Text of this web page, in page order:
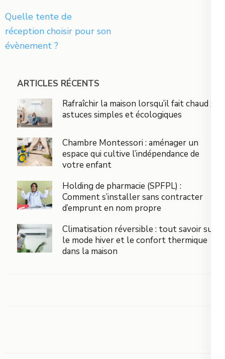
Navigation
de
l’article
Quelle tente de
réception choisir pour son
évènement ?
ARTICLES RÉCENTS
Rafraîchir la maison lorsqu’il fait chaud :
astuces simples et écologiques
Chambre Montessori : aménager un
espace qui cultive l’indépendance de
votre enfant
Holding de pharmacie (SPFPL) :
Comment s’installer sans contracter
d’emprunt en nom propre
Climatisation réversible : tout savoir sur
le mode hiver et le confort thermique
dans la maison